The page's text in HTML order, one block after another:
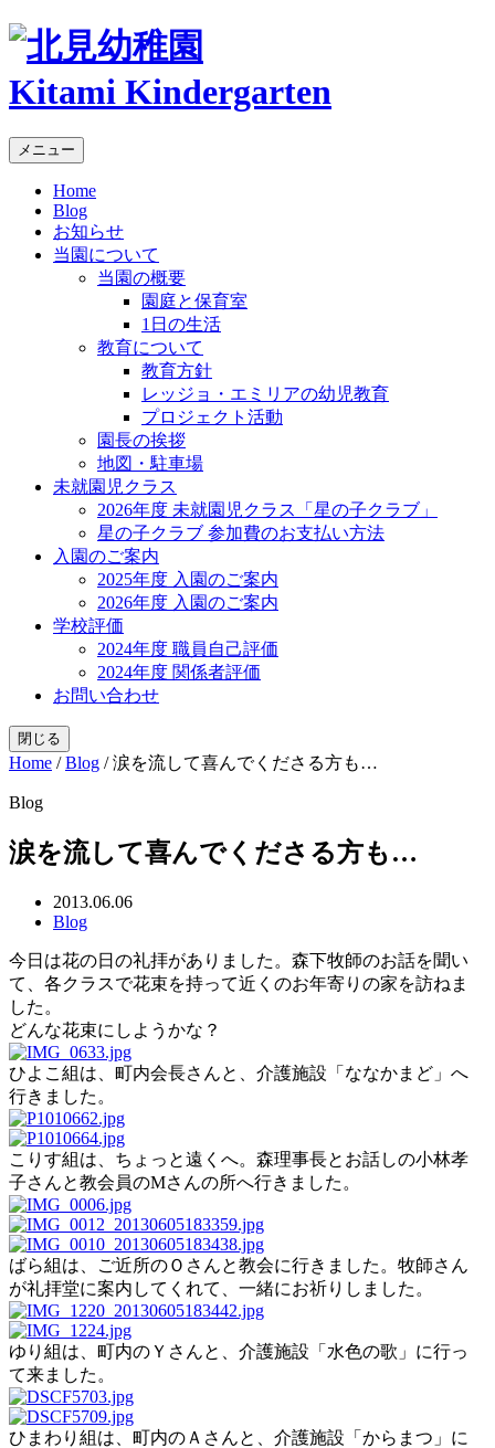
Kitami Kindergarten
メニュー
Home
Blog
お知らせ
当園について
当園の概要
園庭と保育室
1日の生活
教育について
教育方針
レッジョ・エミリアの幼児教育
プロジェクト活動
園長の挨拶
地図・駐車場
未就園児クラス
2026年度 未就園児クラス「星の子クラブ」
星の子クラブ 参加費のお支払い方法
入園のご案内
2025年度 入園のご案内
2026年度 入園のご案内
学校評価
2024年度 職員自己評価
2024年度 関係者評価
お問い合わせ
閉じる
Home /Blog /涙を流して喜んでくださる方も…
Blog
涙を流して喜んでくださる方も…
2013.06.06
Blog
今日は花の日の礼拝がありました。森下牧師のお話を聞い
て、各クラスで花束を持って近くのお年寄りの家を訪ねま
した。
どんな花束にしようかな？
ひよこ組は、町内会長さんと、介護施設「ななかまど」へ
行きました。
こりす組は、ちょっと遠くへ。森理事長とお話しの小林孝
子さんと教会員のMさんの所へ行きました。
ばら組は、ご近所のＯさんと教会に行きました。牧師さん
が礼拝堂に案内してくれて、一緒にお祈りしました。
ゆり組は、町内のＹさんと、介護施設「水色の歌」に行っ
て来ました。
ひまわり組は、町内のＡさんと、介護施設「からまつ」に